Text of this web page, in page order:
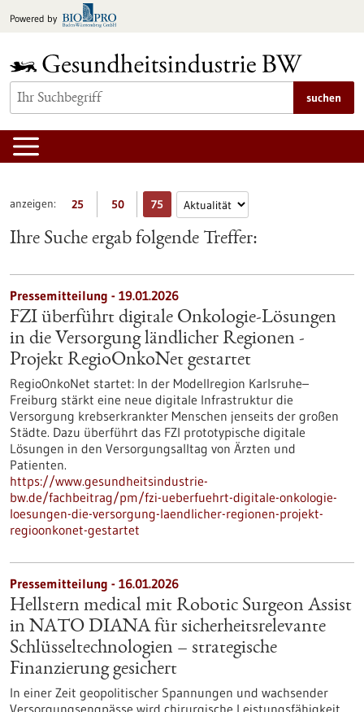
Inhalt
Powered by
suchen
anzeigen: 25 50 75
Ihre Suche ergab folgende Treffer:
Pressemitteilung - 19.01.2026
FZI überführt digitale Onkologie-Lösungen
in die Versorgung ländlicher Regionen​ -
Projekt RegioOnkoNet gestartet​
RegioOnkoNet startet: In der Modellregion Karlsruhe–
Freiburg stärkt eine neue digitale Infrastruktur die
Versorgung krebserkrankter Menschen jenseits der großen
Städte. Dazu überführt das FZI prototypische digitale
Lösungen in den Versorgungsalltag von Ärzten und
Patienten.
https://www.gesundheitsindustrie-
bw.de/fachbeitrag/pm/fzi-ueberfuehrt-digitale-onkologie-
loesungen-die-versorgung-laendlicher-regionen-projekt-
regioonkonet-gestartet
Pressemitteilung - 16.01.2026
Hellstern medical mit Robotic Surgeon Assist
in NATO DIANA für sicherheitsrelevante
Schlüsseltechnologien – strategische
Finanzierung gesichert
In einer Zeit geopolitischer Spannungen und wachsender
Versorgungsengpässe wird chirurgische Leistungsfähigkeit